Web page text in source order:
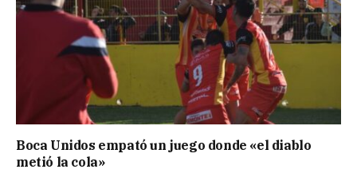
Boca Unidos empató un juego donde «el diablo
metió la cola»